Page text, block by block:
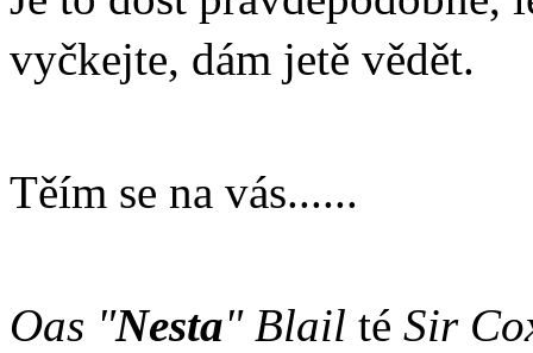
vyčkejte, dám jetě vědět.
Těím se na vás......
Oas "Nesta" Blail té Sir